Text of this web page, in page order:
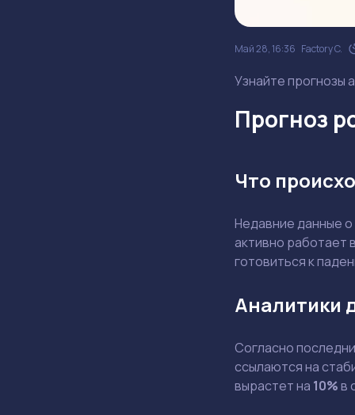
Май 28, 16:36 Factory C.
Узнайте прогнозы
Прогноз
Что
Недавние данные
активно работает
готовиться к
Аналитики
Согласно
ссылаются на
вырастет на 10%в